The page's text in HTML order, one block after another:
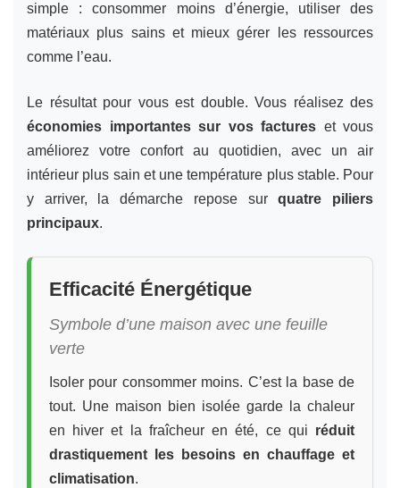
simple : consommer moins d’énergie, utiliser des
matériaux plus sains et mieux gérer les ressources
comme l’eau.
Le résultat pour vous est double. Vous réalisez des
économies importantes sur vos factures et vous
améliorez votre confort au quotidien, avec un air
intérieur plus sain et une température plus stable. Pour
y arriver, la démarche repose surquatre piliers
principaux.
Efficacité Énergétique
Symbole d’une maison avec une feuille
verte
Isoler pour consommer moins. C’est la base de
tout. Une maison bien isolée garde la chaleur
en hiver et la fraîcheur en été, ce qui réduit
drastiquement les besoins en chauffage et
climatisation.